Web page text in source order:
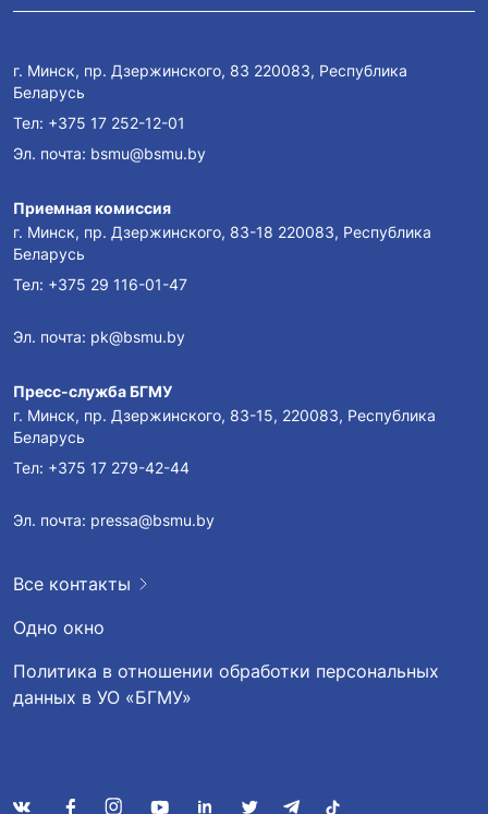
г. Минск, пр. Дзержинского, 83 220083, Республика
Беларусь
Тел: +375 17 252-12-01
Эл. почта: bsmu@bsmu.by
Приемная комиссия
г. Минск, пр. Дзержинского, 83-18 220083, Республика
Беларусь
Тел: +375 29 116-01-47
Эл. почта: pk@bsmu.by
Пресс-служба БГМУ
г. Минск, пр. Дзержинского, 83-15, 220083, Республика
Беларусь
Тел: +375 17 279-42-44
Эл. почта: pressa@bsmu.by
Все контакты
Одно окно
Политика в отношении обработки персональных
данных в УО «БГМУ»